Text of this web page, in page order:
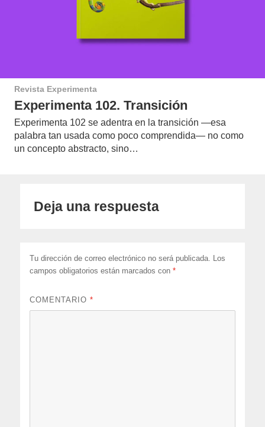
Revista Experimenta
Experimenta 102. Transición
Experimenta 102 se adentra en la transición —esa
palabra tan usada como poco comprendida— no como
un concepto abstracto, sino…
Deja una respuesta
Tu dirección de correo electrónico no será publicada. Los
campos obligatorios están marcados con*
COMENTARIO*